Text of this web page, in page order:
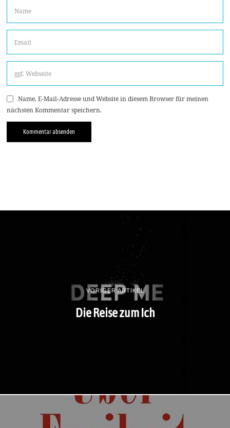
Name, E-Mail-Adresse und Website in diesem Browser für meinen
nächsten Kommentar speichern.
VORIGER ARTIKEL
Die Reise zum Ich